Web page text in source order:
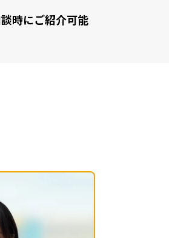
時にご紹介可能